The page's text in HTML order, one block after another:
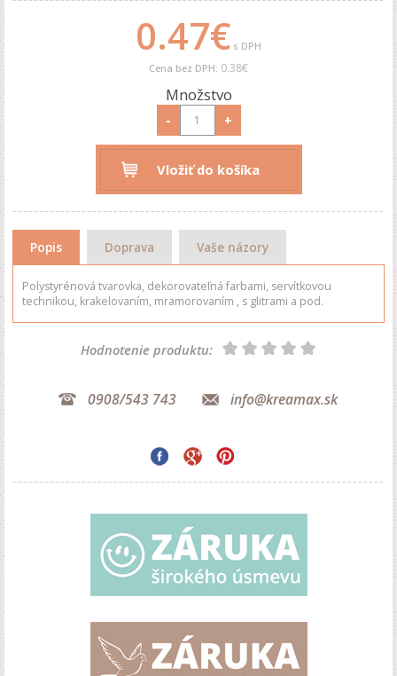
0.47€ s DPH
Cena bez DPH: 0.38€
Množstvo
- +
Vložiť do košíka
Popis Doprava Vaše názory
Polystyrénová tvarovka, dekorovateľná farbami, servítkovou
technikou, krakelovaním, mramorovaním , s glitrami a pod.
Hodnotenie produktu:
0908/543 743 info@kreamax.sk